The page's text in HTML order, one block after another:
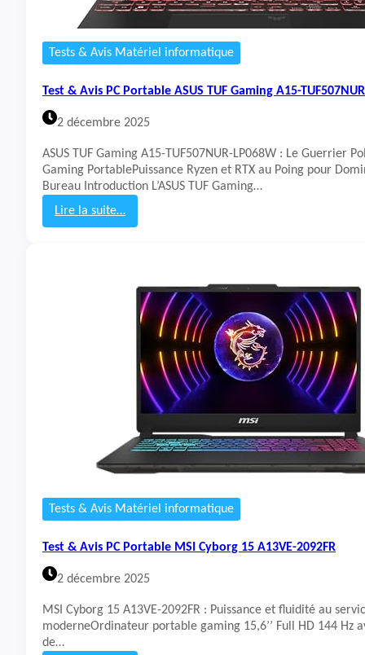
6
7
8
)
t
a
b
l
M
I
w
o
r
d
1
0
3
5
R
Tests & Avis Matériel informatique
Test & Avis PC Portable ASUS TUF Gaming A15-
2 décembre 2025
ASUS TUF Gaming A15-TUF507NUR-LP068W : Le Guerrier
Gaming PortablePuissance Ryzen et RTX au Poing pour
Bureau Introduction L’ASUS TUF Gaming…
Lire la suite…
:
o
t
b
l
A
U
T
U
F
Tests & Avis Matériel informatique
Test & Avis PC Portable MSI Cyborg 15 A13VE-2092FR
2 décembre 2025
MSI Cyborg 15 A13VE-2092FR : Puissance et fluidité au
moderneOrdinateur portable gaming 15,6’’ Full HD 144 Hz
de…